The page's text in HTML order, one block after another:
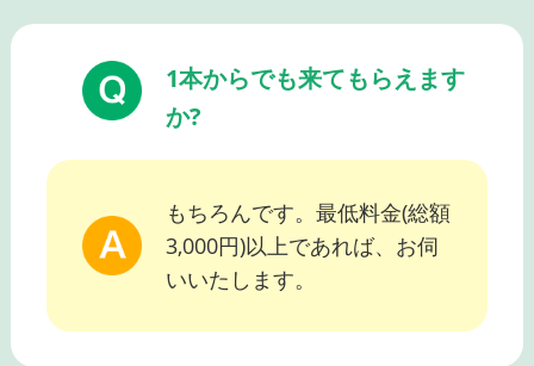
1本からでも来てもらえます
か?
もちろんです。最低料金(総額
3,000円)以上であれば、お伺
いいたします。